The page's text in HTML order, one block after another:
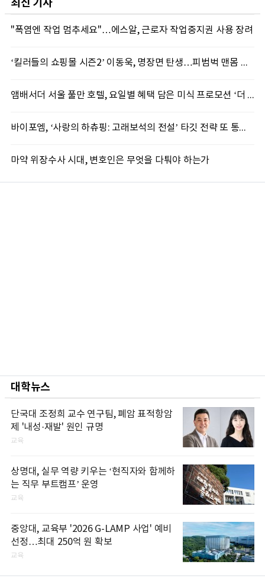
최신 기사
"폭염엔 작업 멈추세요"…에스알, 근로자 작업중지권 사용 장려
‘킬러들의 쇼핑몰 시즌2’ 이동욱, 명장면 탄생…피범벅 맨몸 액션 ‘감탄’
앰배서더 서울 풀만 호텔, 요일별 혜택 담은 미식 프로모션 ‘더 킹스 : 다이닝 프리빌리지즈’ 선봬
바이포엠, ‘사랑의 하츄핑: 고래보석의 전설’ 타깃 전략 또 통했다
마약 위장수사 시대, 변호인은 무엇을 다퉈야 하는가
대학뉴스
단국대 조정희 교수 연구팀, 폐암 표적항암
제 '내성·재발' 원인 규명
교육
상명대, 실무 역량 키우는 ‘현직자와 함께하
는 직무 부트캠프’ 운영
교육
중앙대, 교육부 '2026 G-LAMP 사업' 예비
선정…최대 250억 원 확보
교육